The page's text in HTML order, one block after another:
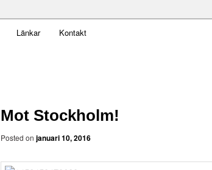
Länkar Kontakt
Mot Stockholm!
Posted on januari 10, 2016